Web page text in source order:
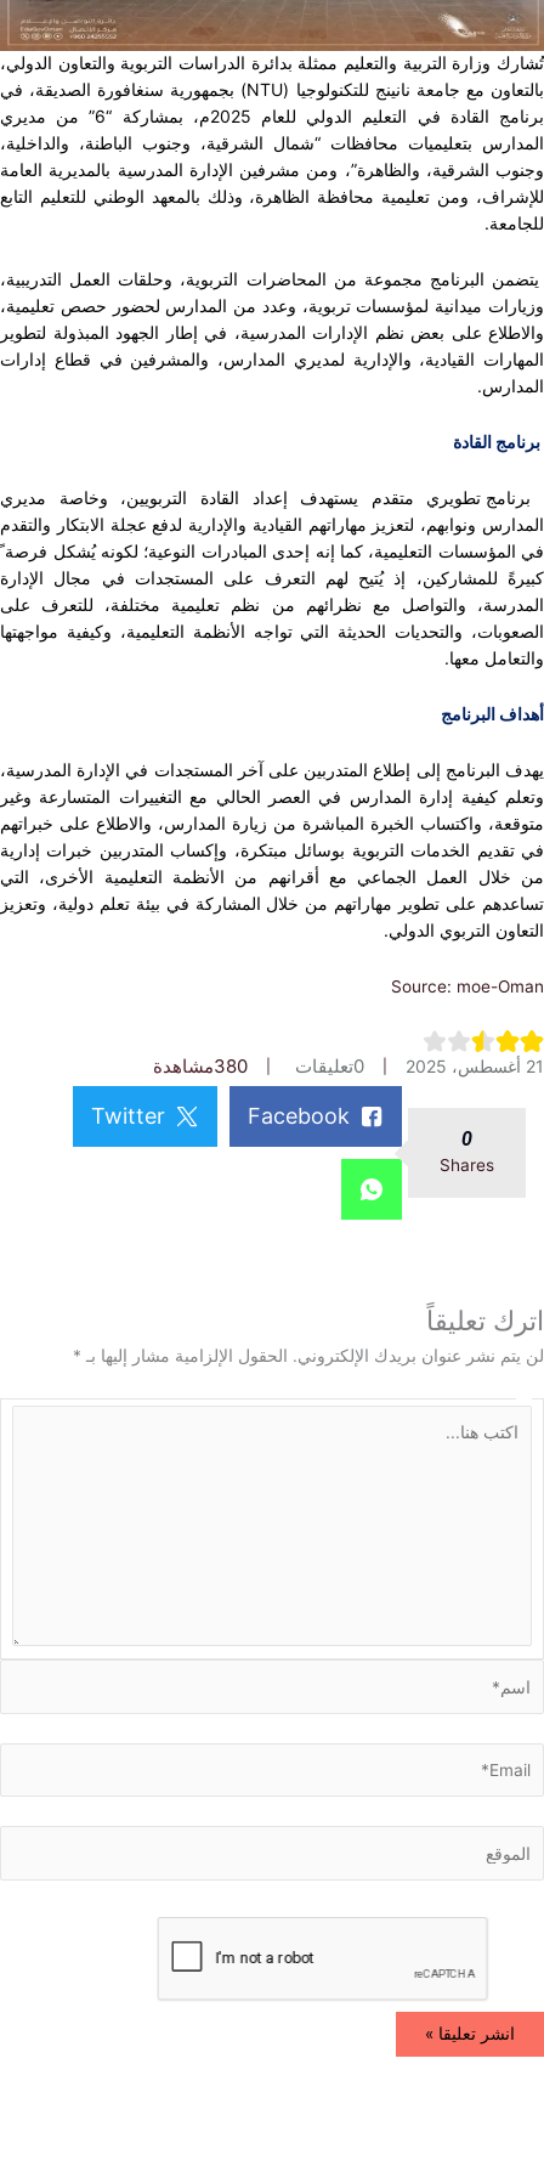
وزارة التربية والتعليم ممثلة بدائرة الدراسات التربوية والتعاون الدولي،
مع جامعة نانينج للتكنولوجيا (
NTU) بجمهورية سنغافورة الصديقة، في
برنامج القادة في التعليم الدولي للعام 2025م، بمشاركة “6” من مديري
بتعليميات محافظات “شمال الشرقية، وجنوب الباطنة، والداخلية،
الشرقية، والظاهرة”، ومن مشرفين الإدارة المدرسية بالمديرية العامة
ومن تعليمية محافظة الظاهرة، وذلك بالمعهد الوطني للتعليم التابع
البرنامج مجموعة من المحاضرات التربوية، وحلقات العمل التدريبية،
ميدانية لمؤسسات تربوية، وعدد من المدارس لحضور حصص تعليمية،
على بعض نظم الإدارات المدرسية، في إطار الجهود المبذولة لتطوير
القيادية، والإدارية لمديري المدارس، والمشرفين في قطاع إدارات
القادة
تطويري متقدم يستهدف إعداد القادة التربويين، وخاصة مديري
ونوابهم، لتعزيز مهاراتهم القيادية والإدارية لدفع عجلة الابتكار والتقدم
التعليمية، كما إنه إحدى المبادرات النوعية؛ لكونه يُشكل فرصة
للمشاركين، إذ يُتيح لهم التعرف على المستجدات في مجال الإدارة
والتواصل مع نظرائهم من نظم تعليمية مختلفة، للتعرف على
والتحديات الحديثة التي تواجه الأنظمة التعليمية، وكيفية مواجهتها
معها.
البرنامج
البرنامج إلى إطلاع المتدربين على آخر المستجدات في الإدارة المدرسية،
كيفية إدارة المدارس في العصر الحالي مع التغييرات المتسارعة وغير
واكتساب الخبرة المباشرة من زيارة المدارس، والاطلاع على خبراتهم
الخدمات التربوية بوسائل مبتكرة، وإكساب المتدربين خبرات إدارية
العمل الجماعي مع أقرانهم من الأنظمة التعليمية الأخرى، التي
على تطوير مهاراتهم من خلال المشاركة في بيئة تعلم دولية، وتعزيز
التربوي الدولي.
Source: moe-
0 تعليقات 380مشاهدة
Shares
Facebook
Twitter
تعليقاً
نشر عنوان بريدك الإلكتروني. الحقول الإلزامية مشار إليها بـ*